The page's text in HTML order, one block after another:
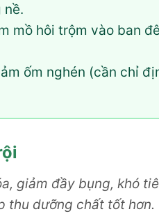
nề.
mồ hôi trộm vào ban
ốm nghén (cần chỉ
giảm đầy bụng, khó
thu dưỡng chất tốt hơn.